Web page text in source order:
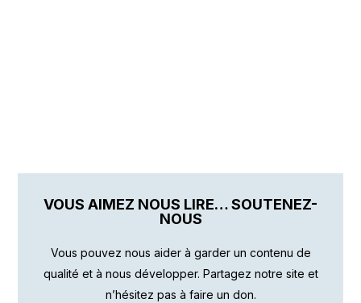
VOUS AIMEZ NOUS LIRE… SOUTENEZ-
NOUS
Vous pouvez nous aider à garder un contenu de
qualité et à nous développer. Partagez notre site et
n’hésitez pas à faire un don.